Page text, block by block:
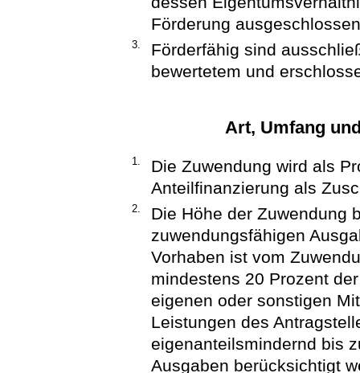
Förderung
3.
Förderfähig sind
bewertetem und
Art, Umfang
1.
Die Zuwendung wird als
Anteilfinanzierung als
2.
Die Höhe der Zuwendung
zuwendungsfähigen
Vorhaben ist vom
mindestens 20 Prozent
eigenen oder sonstigen
Leistungen des
eigenanteilsmindernd bis
Ausgaben berücksichtigt